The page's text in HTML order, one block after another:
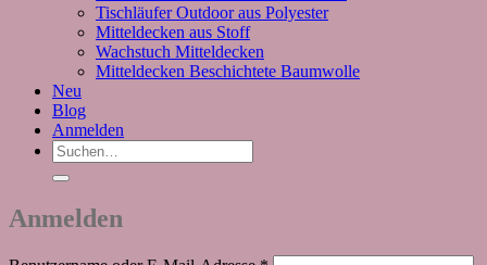
Tischläufer Outdoor aus Polyester
Mitteldecken aus Stoff
Wachstuch Mitteldecken
Mitteldecken Beschichtete Baumwolle
Neu
Blog
Anmelden
Suchen
nach:
Anmelden